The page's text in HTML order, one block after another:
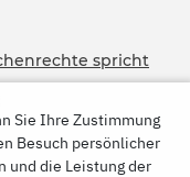
spricht
Sie Ihre Zustimmung
Besuch persönlicher
und die Leistung der